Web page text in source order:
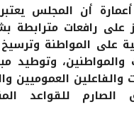
أن المجلس
على رافعات مترابطة
على المواطنة
وتوطيد
العموميين
الصارم للقواعد